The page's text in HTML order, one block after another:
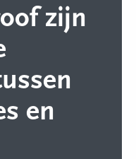
zijn
en